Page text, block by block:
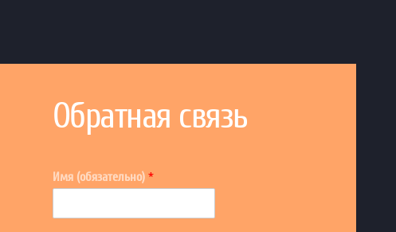
Обратная связь
Имя (обязательно) *